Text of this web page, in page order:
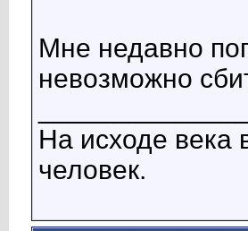
Мне недавно
невозможно
На исходе века
человек.